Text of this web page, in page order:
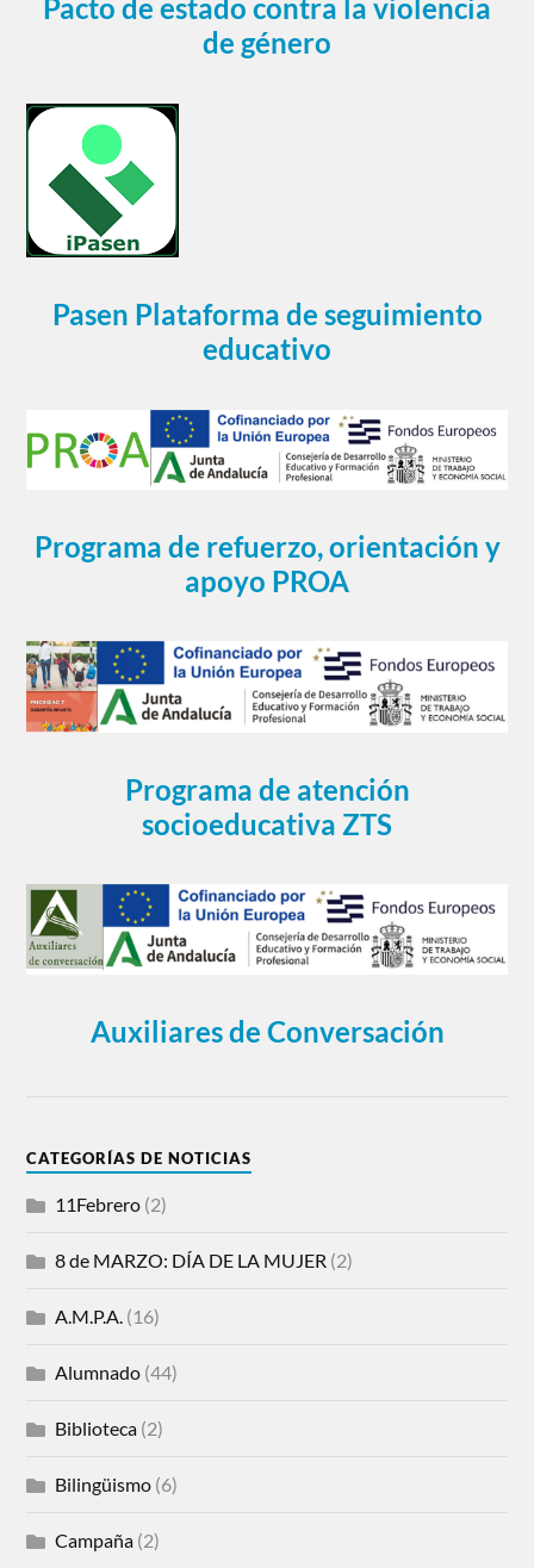
Pacto de estado contra la violencia
de género
Pasen Plataforma de seguimiento
educativo
Programa de refuerzo, orientación y
apoyo PROA
Programa de atención
socioeducativa ZTS
Auxiliares de Conversación
CATEGORÍAS DE NOTICIAS
11Febrero (2)
8 de MARZO: DÍA DE LA MUJER (2)
A.M.P.A. (16)
Alumnado (44)
Biblioteca (2)
Bilingüismo (6)
Campaña (2)